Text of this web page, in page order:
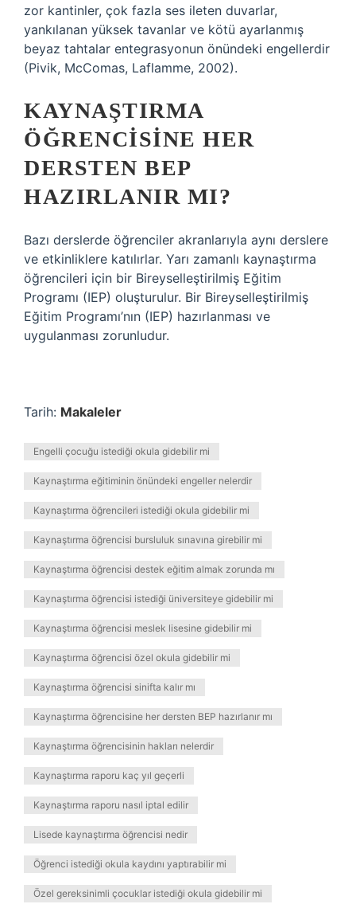
zor kantinler, çok fazla ses ileten duvarlar,
yankılanan yüksek tavanlar ve kötü ayarlanmış
beyaz tahtalar entegrasyonun önündeki engellerdir
(Pivik, McComas, Laflamme, 2002).
KAYNAŞTIRMA
ÖĞRENCISINE HER
DERSTEN BEP
HAZIRLANIR MI?
Bazı derslerde öğrenciler akranlarıyla aynı derslere
ve etkinliklere katılırlar. Yarı zamanlı kaynaştırma
öğrencileri için bir Bireyselleştirilmiş Eğitim
Programı (IEP) oluşturulur. Bir Bireyselleştirilmiş
Eğitim Programı’nın (IEP) hazırlanması ve
uygulanması zorunludur.
Tarih: Makaleler
Engelli çocuğu istediği okula gidebilir mi
Kaynaştırma eğitiminin önündeki engeller nelerdir
Kaynaştırma öğrencileri istediği okula gidebilir mi
Kaynaştırma öğrencisi bursluluk sınavına girebilir mi
Kaynaştırma öğrencisi destek eğitim almak zorunda mı
Kaynaştırma öğrencisi istediği üniversiteye gidebilir mi
Kaynaştırma öğrencisi meslek lisesine gidebilir mi
Kaynaştırma öğrencisi özel okula gidebilir mi
Kaynaştırma öğrencisi sinifta kalır mı
Kaynaştırma öğrencisine her dersten BEP hazırlanır mı
Kaynaştırma öğrencisinin hakları nelerdir
Kaynaştırma raporu kaç yıl geçerli
Kaynaştırma raporu nasıl iptal edilir
Lisede kaynaştırma öğrencisi nedir
Öğrenci istediği okula kaydını yaptırabilir mi
Özel gereksinimli çocuklar istediği okula gidebilir mi